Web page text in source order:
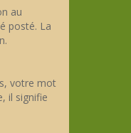
au
posté. La
votre mot
il signifie